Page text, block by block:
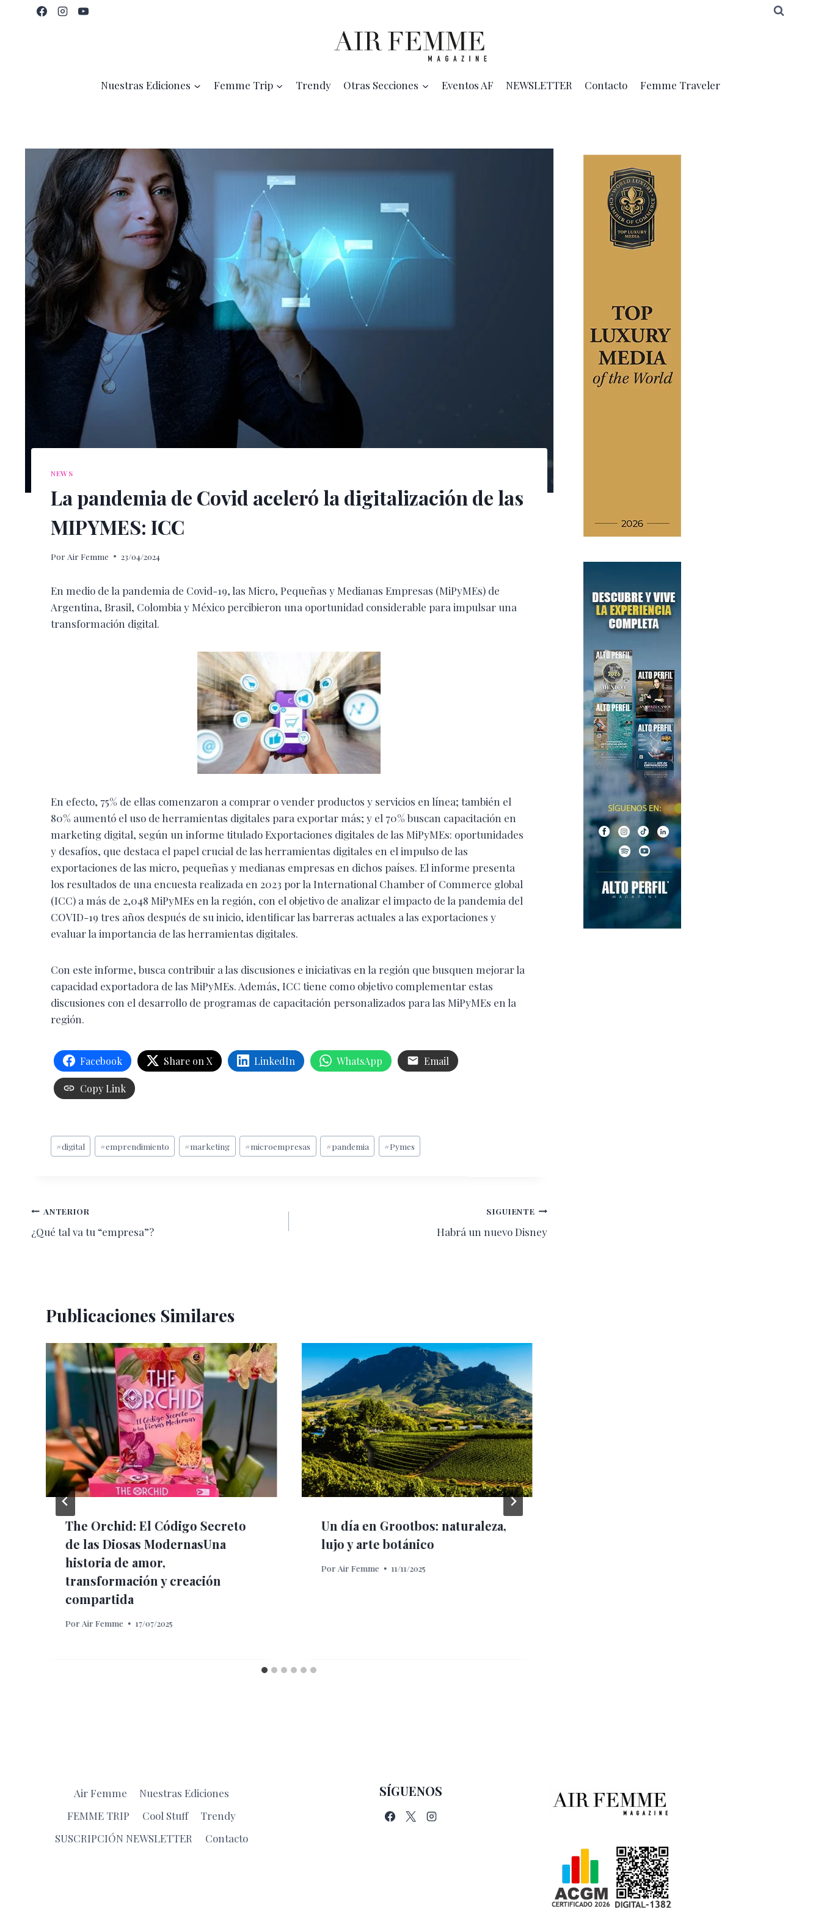
Nuestras Ediciones Femme Trip Trendy Otras Secciones Eventos AF NEWSLETTER Contacto Femme Traveler
NEWS
La pandemia de Covid aceleró la digitalización de las
MIPYMES: ICC
Por Air Femme 23/04/2024
En medio de la pandemia de Covid-19, las Micro, Pequeñas y Medianas Empresas (MiPyMEs) de
Argentina, Brasil, Colombia y México percibieron una oportunidad considerable para impulsar una
transformación digital.
En efecto, 75% de ellas comenzaron a comprar o vender productos y servicios en línea; también el
80% aumentó el uso de herramientas digitales para exportar más; y el 70% buscan capacitación en
marketing digital, según un informe titulado Exportaciones digitales de las MiPyMEs: oportunidades
y desafíos, que destaca el papel crucial de las herramientas digitales en el impulso de las
exportaciones de las micro, pequeñas y medianas empresas en dichos países. El informe presenta
los resultados de una encuesta realizada en 2023 por la International Chamber of Commerce global
(ICC) a más de 2,048 MiPyMEs en la región, con el objetivo de analizar el impacto de la pandemia del
COVID-19 tres años después de su inicio, identificar las barreras actuales a las exportaciones y
evaluar la importancia de las herramientas digitales.
Con este informe, busca contribuir a las discusiones e iniciativas en la región que busquen mejorar la
capacidad exportadora de las MiPyMEs. Además, ICC tiene como objetivo complementar estas
discusiones con el desarrollo de programas de capacitación personalizados para las MiPyMEs en la
región.
Facebook Share on X LinkedIn WhatsApp Email
Copy Link
Etiquetas
de
#digital #emprendimiento #marketing #microempresas #pandemia #Pymes
Navegación
de
ANTERIOR
¿Qué tal va tu “empresa”?
SIGUIENTE
Habrá un nuevo Disney
Publicaciones Similares
The Orchid: El Código Secreto
de las Diosas ModernasUna
historia de amor,
transformación y creación
compartida
Por Air Femme 17/07/2025
Un día en Grootbos: naturaleza,
lujo y arte botánico
Por Air Femme 11/11/2025
Air Femme
Nuestras Ediciones
FEMME TRIP
Cool Stuff
Trendy
SUSCRIPCIÓN NEWSLETTER
Contacto
SÍGUENOS